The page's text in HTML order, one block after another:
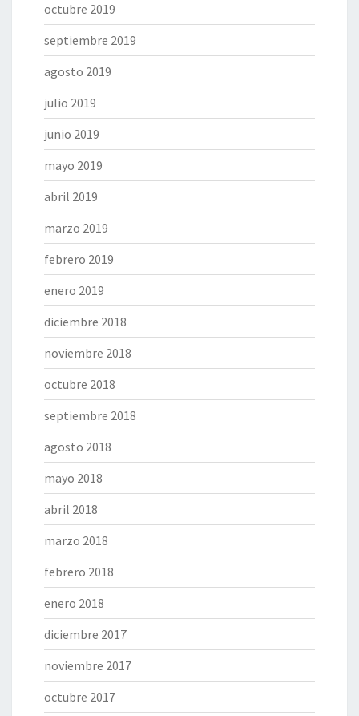
octubre 2019
septiembre 2019
agosto 2019
julio 2019
junio 2019
mayo 2019
abril 2019
marzo 2019
febrero 2019
enero 2019
diciembre 2018
noviembre 2018
octubre 2018
septiembre 2018
agosto 2018
mayo 2018
abril 2018
marzo 2018
febrero 2018
enero 2018
diciembre 2017
noviembre 2017
octubre 2017